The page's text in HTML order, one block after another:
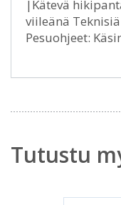
|Kätevä
viileänä
Pesuohjeet:
Tutustu